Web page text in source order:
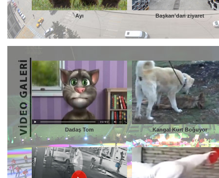
Ayı Başkan'dan ziyaret
Dadaş Tom Kangal Kurt Boğuyor